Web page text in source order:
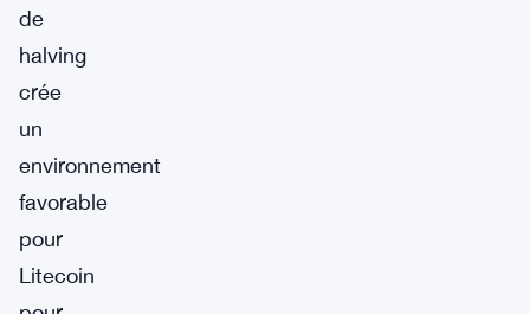
de
halving
crée
un
environnement
favorable
pour
Litecoin